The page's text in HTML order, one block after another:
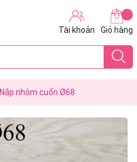
Tài khoản Giỏ hàng
Nắp nhôm cuốn Ø68